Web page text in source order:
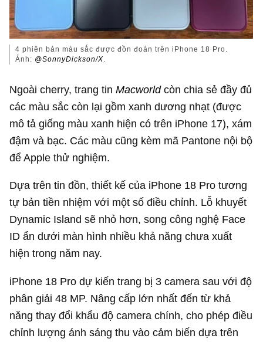
4 phiên bản màu sắc được đồn đoán trên iPhone 18 Pro.
Ảnh: @SonnyDickson/X.
Ngoài cherry, trang tinMacworldcòn chia sẻ đầy đủ
các màu sắc còn lại gồm xanh dương nhạt (được
mô tả giống màu xanh hiện có trên iPhone 17), xám
đậm và bạc. Các màu cũng kèm mã Pantone nội bộ
để Apple thử nghiệm.
Dựa trên tin đồn, thiết kế của iPhone 18 Pro tương
tự bản tiền nhiệm với một số điều chỉnh. Lỗ khuyết
Dynamic Island sẽ nhỏ hơn, song công nghệ Face
ID ẩn dưới màn hình nhiều khả năng chưa xuất
hiện trong năm nay.
iPhone 18 Pro dự kiến trang bị 3 camera sau với độ
phân giải 48 MP. Nâng cấp lớn nhất đến từ khả
năng thay đổi khẩu độ camera chính, cho phép điều
chỉnh lượng ánh sáng thu vào cảm biến dựa trên